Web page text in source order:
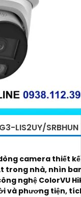
LIS2UY/SRBHUN
dòng camera thiết
trong nhà, nhìn
nghệ ColorVU
và phương tiện,